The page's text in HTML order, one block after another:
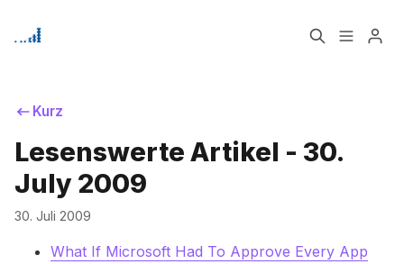
Home
Bitte geben Sie mindestens 3 Zeichen ein
Kurz
Lesenswerte Artikel - 30.
July 2009
30. Juli 2009
What If Microsoft Had To Approve Every App